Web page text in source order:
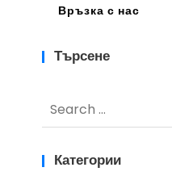
Връзка с нас
Търсене
for:
Категории